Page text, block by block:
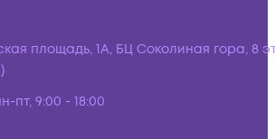
площадь, 1А, БЦ Соколиная гора, 8
пт, 9:00 - 18:00